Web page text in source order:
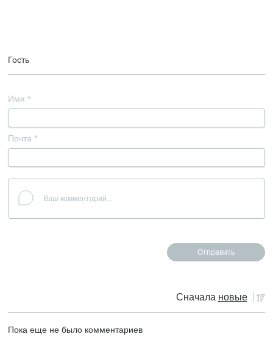
Гость
Имя *
Почта *
Сначала новые
Пока еще не было комментариев